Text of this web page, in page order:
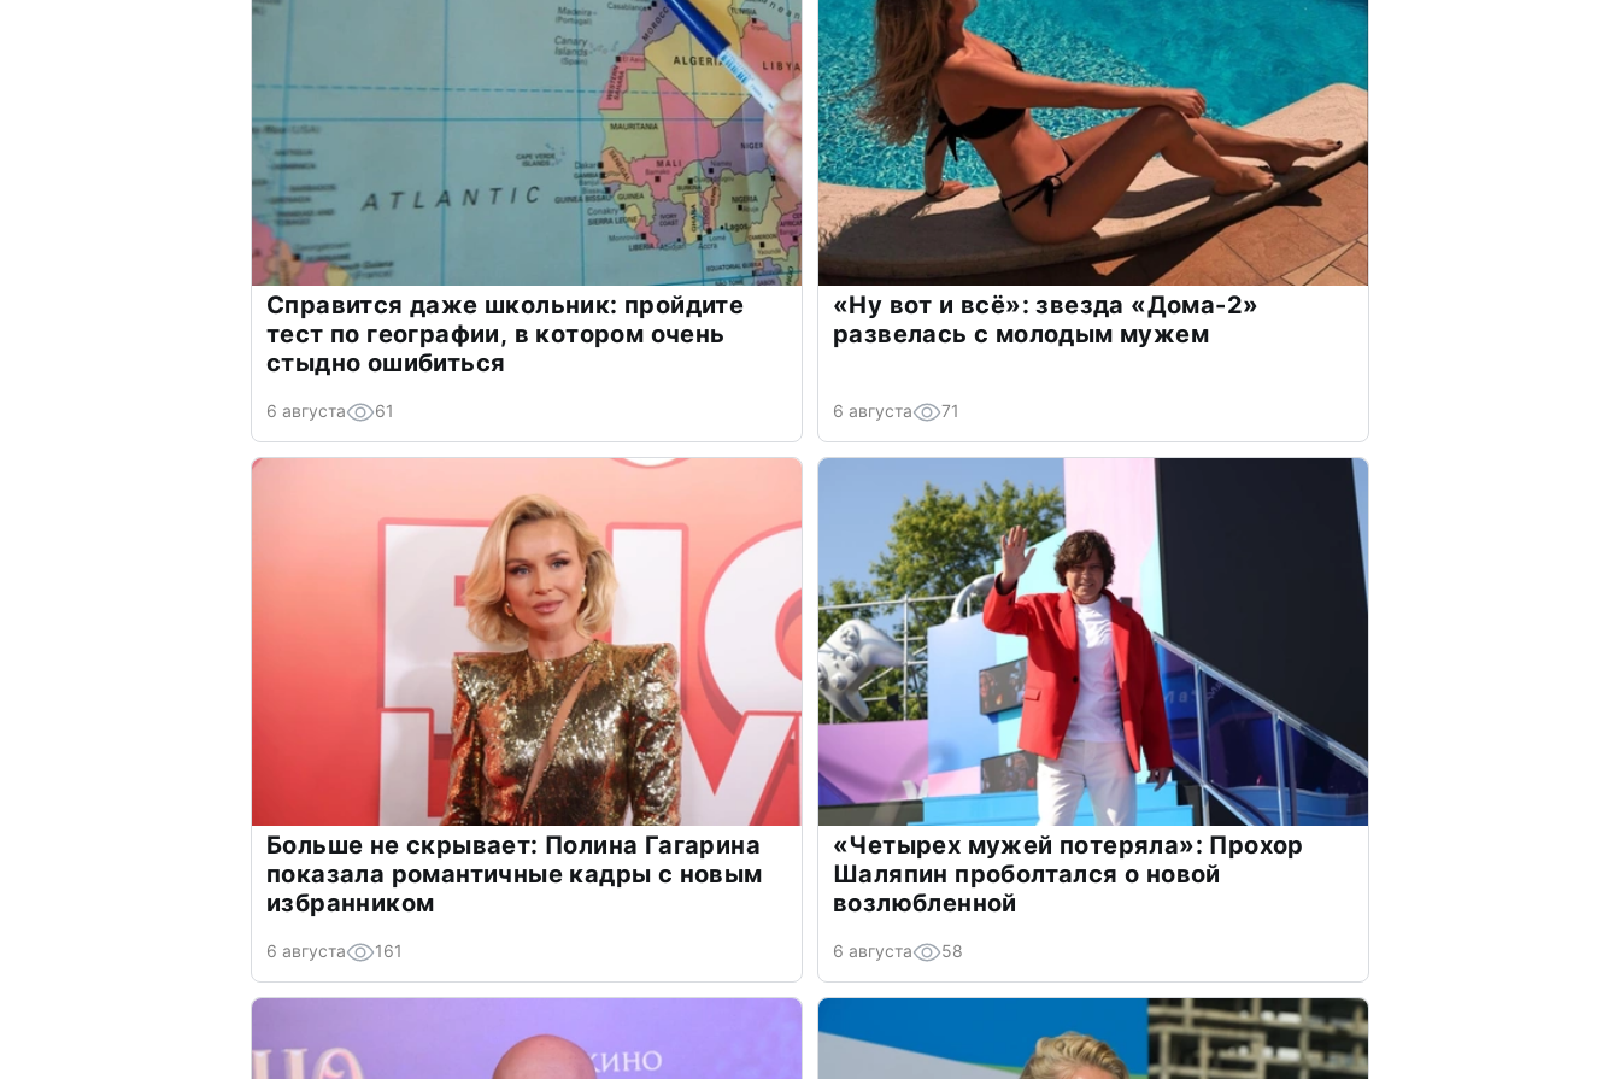
Справится даже школьник: пройдите
тест по географии, в котором очень
стыдно ошибиться
6 августа 61
«Ну вот и всё»: звезда «Дома-2»
развелась с молодым мужем
6 августа 71
Больше не скрывает: Полина Гагарина
показала романтичные кадры с новым
избранником
6 августа 161
«Четырех мужей потеряла»: Прохор
Шаляпин проболтался о новой
возлюбленной
6 августа 58